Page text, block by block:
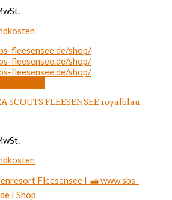
SCOUTS FLEESENSEE royalblau